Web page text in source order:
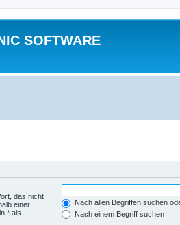
SOFTWARE
das nicht
einer
* als
Nach allen Begriffen suchen
Nach einem Begriff suchen